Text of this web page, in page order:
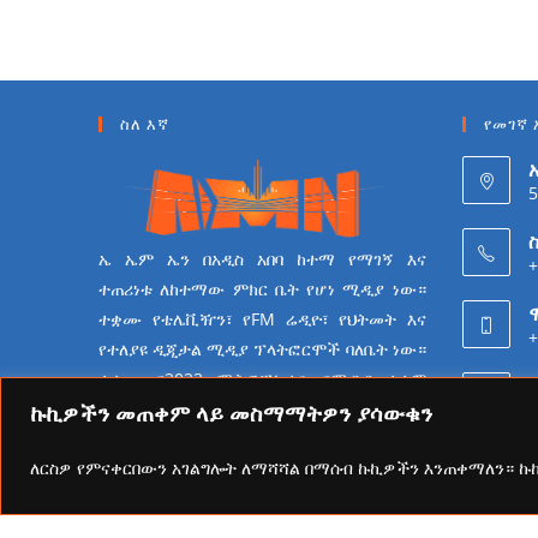
ኩኪዎችን መጠቀም ላይ መስማማትዎን ያሳውቁን
ለርስዎ የምናቀርበውን አገልግሎት ለማሻሻል በማሰብ ኩኪዎችን
ስለ እኛ
ኤ ኤም ኤን በአዲስ አበባ ከተማ የማገኝ እና
ተጠሪነቱ ለከተማው ምክር ቤት የሆነ ሚዲያ ነው።
ተቋሙ የቴሌቪዥን፣ የFM ሬዲዮ፣ የህትመት እና
የተለያዩ ዲጂታል ሚዲያ ፕላትፎርሞች ባለቤት ነው።
ተቋሙ በ2023 ሜትሮፖሊታን የሚዲያ ተቋም
የመሆን ራዕይ ሰንቆ የይዘት
የመገኛ